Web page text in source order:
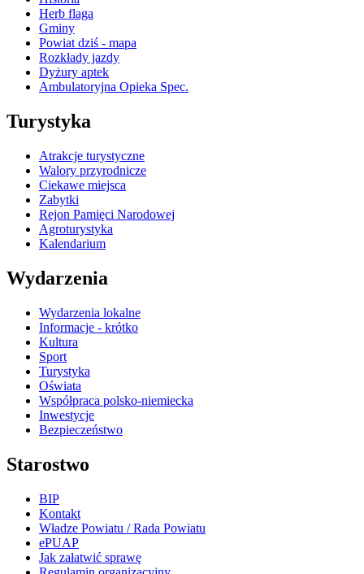
Herb flaga
Gminy
Powiat dziś - mapa
Rozkłady jazdy
Dyżury aptek
Ambulatoryjna Opieka Spec.
Turystyka
Atrakcje turystyczne
Walory przyrodnicze
Ciekawe miejsca
Zabytki
Rejon Pamięci Narodowej
Agroturystyka
Kalendarium
Wydarzenia
Wydarzenia lokalne
Informacje - krótko
Kultura
Sport
Turystyka
Oświata
Współpraca polsko-niemiecka
Inwestycje
Bezpieczeństwo
Starostwo
BIP
Kontakt
Władze Powiatu / Rada Powiatu
ePUAP
Jak załatwić sprawę